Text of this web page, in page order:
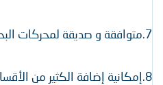
7.متوافقة و صديقة لمحركات البحث .
8.إمكانية إضافة الكثير من الأقسام و المنتديات و المشاركات .